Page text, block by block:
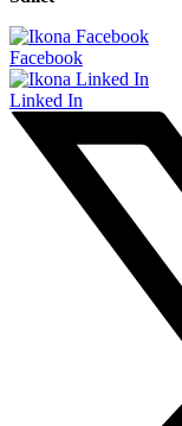
Facebook
Linked In